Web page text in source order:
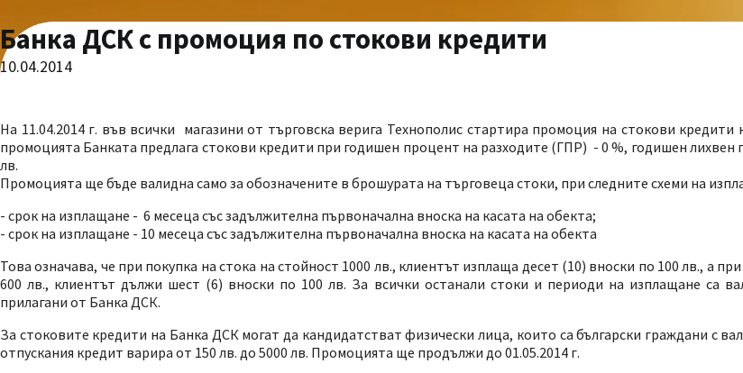
Банка ДСК с промоция по стокови кредити
10.04.2014
На 11.04.2014 г. във всички магазини от търговска верига Технополис стартира промоция на стокови
промоцията Банката предлага стокови кредити при годишен процент на разходите (ГПР) - 0 %, годишен лихвен
лв.
Промоцията ще бъде валидна само за обозначените в брошурата на търговеца стоки, при следните схеми на
- срок на изплащане - 6 месеца със задължителна първоначална вноска на касата на обекта;
- срок на изплащане - 10 месеца със задължителна първоначална вноска на касата на обекта
Това означава, че при покупка на стока на стойност 1000 лв., клиентът изплаща десет (10) вноски по 100 лв., а
600 лв., клиентът дължи шест (6) вноски по 100 лв. За всички останали стоки и периоди на изплащане са
прилагани от Банка ДСК.
За стоковите кредити на Банка ДСК могат да кандидатстват физически лица, които са български граждани с
отпускания кредит варира от 150 лв. до 5000 лв. Промоцията ще продължи до 01.05.2014 г.